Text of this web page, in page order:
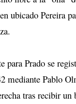
ubicado Pereira
para Prado se
mediante Pablo
tras recibir un